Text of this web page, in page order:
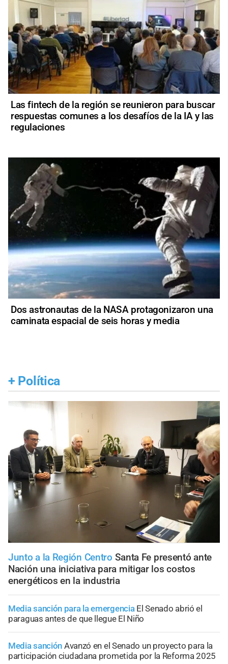
Las fintech de la región se reunieron para buscar
respuestas comunes a los desafíos de la IA y las
regulaciones
Dos astronautas de la NASA protagonizaron una
caminata espacial de seis horas y media
+ Política
Junto a la Región Centro Santa Fe presentó ante
Nación una iniciativa para mitigar los costos
energéticos en la industria
Media sanción para la emergencia El Senado abrió el
paraguas antes de que llegue El Niño
Media sanción Avanzó en el Senado un proyecto para la
participación ciudadana prometida por la Reforma 2025